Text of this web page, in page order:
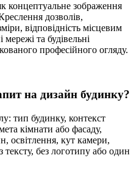
концептуальне зображення
дозволів,
відповідність місцевим
та будівельні
професійного огляду.
на дизайн будинку?
тип будинку, контекст
кімнати або фасаду,
освітлення, кут камери,
тексту, без логотипу або один